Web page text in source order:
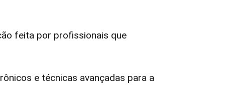
feita por profissionais que
e técnicas avançadas para a